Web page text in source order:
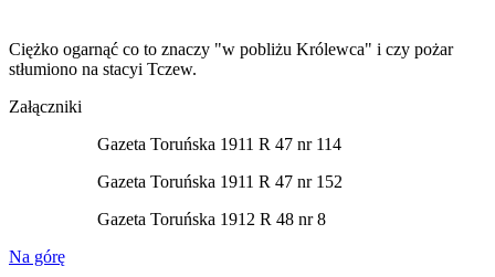
Ciężko ogarnąć co to znaczy "w pobliżu Królewca" i czy pożar
stłumiono na stacyi Tczew.
Załączniki
Gazeta Toruńska 1911 R 47 nr 114
Gazeta Toruńska 1911 R 47 nr 152
Gazeta Toruńska 1912 R 48 nr 8
Na górę